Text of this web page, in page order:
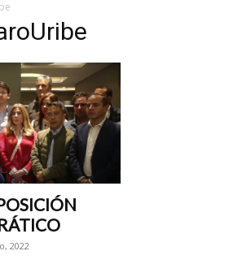
2022